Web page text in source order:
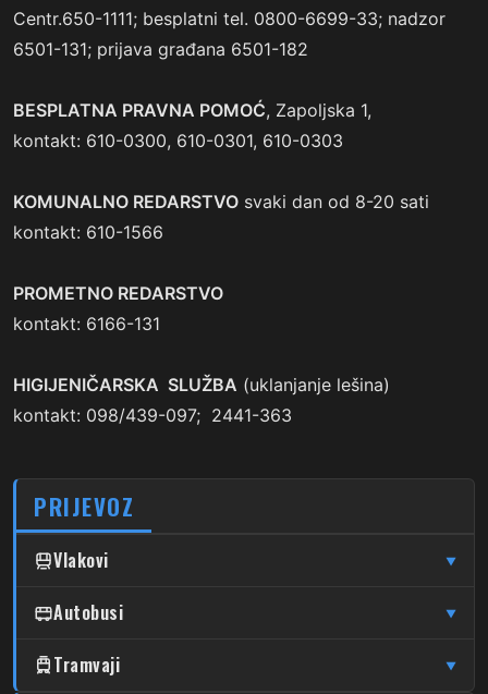
Centr.650-1111; besplatni tel. 0800-6699-33; nadzor
6501-131; prijava građana 6501-182
BESPLATNA PRAVNA POMOĆ, Zapoljska 1,
kontakt: 610-0300, 610-0301, 610-0303
KOMUNALNO REDARSTVO svaki dan od 8-20 sati
kontakt: 610-1566
PROMETNO REDARSTVO
kontakt: 6166-131
HIGIJENIČARSKA SLUŽBA (uklanjanje lešina)
kontakt: 098/439-097; 2441-363
PRIJEVOZ
Vlakovi ▼
Čulinec Čulinec
Trnava Trnava
Autobusi ▼
DUBRAVA
Tramvaji ▼